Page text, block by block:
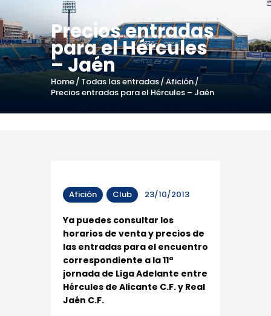
Precios entradas
para el Hércules
– Jaén
Home Todas las entradas Afición
Precios entradas para el Hércules – Jaén
Afición Club 23/10/2013
Ya puedes consultar los
horarios de venta y precios de
las entradas para el encuentro
correspondiente a la 11ª
jornada de Liga Adelante entre
Hércules de Alicante C.F. y Real
Jaén C.F.